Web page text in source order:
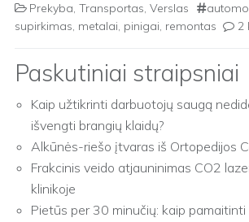
Prekyba, Transportas, Verslas
supirkimas, metalai, pinigai, remontas 2
Paskutiniai straipsniai
Kaip užtikrinti darbuotojų saugą
išvengti brangių klaidų?
Alkūnės-riešo įtvaras iš Ortopedijos
Frakcinis veido atjauninimas CO2
klinikoje
Pietūs per 30 minučių: kaip